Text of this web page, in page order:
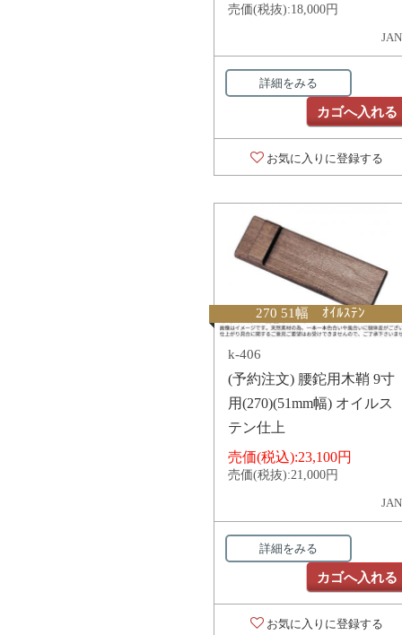
売価(税抜):18,000円
詳細をみる
カゴへ入れる
お気に入りに登録する
270 51幅 ｵｲﾙｽﾃﾝ
k-406
(予約注文) 腰鉈用木鞘 9寸
用(270)(51mm幅) オイルス
テン仕上
売価(税込):23,100円
売価(税抜):21,000円
詳細をみる
カゴへ入れる
お気に入りに登録する